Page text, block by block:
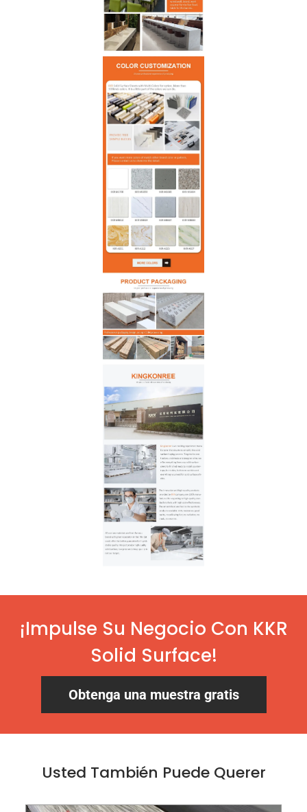
¡Impulse Su Negocio Con KKR
Solid Surface!
Obtenga una muestra gratis
Usted También Puede Querer